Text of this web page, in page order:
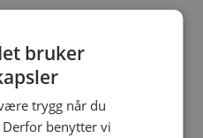
bruker
trygg når du
benytter vi